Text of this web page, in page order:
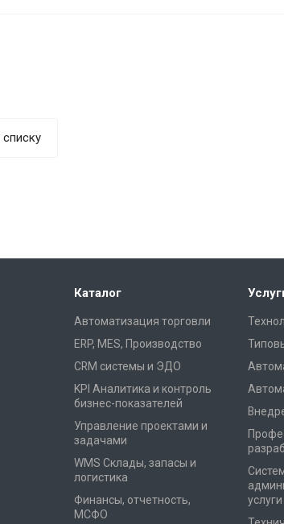
Каталог
Автоматизация торговли
ERP, MES, Производство
CRM системы и ЭДО
KPI Аналитика и контроль
бизнес-показателей
Управление проектами и
задачами
WMS Склады, запасы и
логистика
Финансы, отчетность,
МСФО
услуги